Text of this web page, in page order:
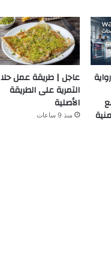
عاجل | طريقة عمل حلا
التمرية على الطريقة
الأصلية
منذ 9 ساعات